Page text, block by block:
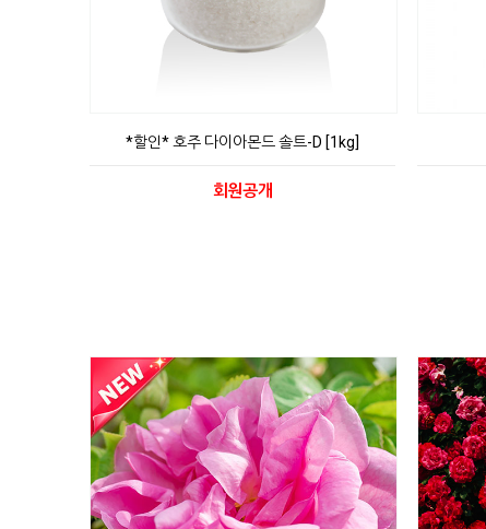
*할인* 호주 다이아몬드 솔트-D [1kg]
회원공개